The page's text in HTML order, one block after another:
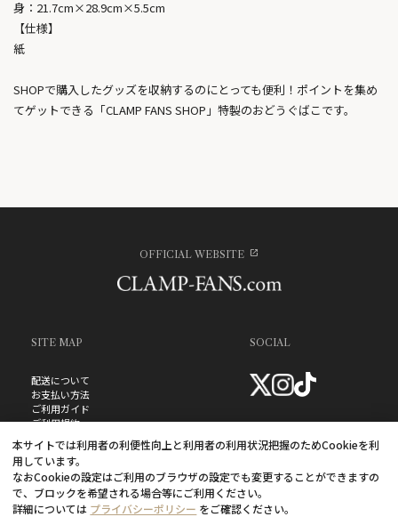
身：21.7cm×28.9cm×5.5cm
【仕様】
紙
SHOPで購入したグッズを収納するのにとっても便利！ポイントを集め
てゲットできる「CLAMP FANS SHOP」特製のおどうぐばこです。
OFFICIAL WEBSITE
SITE MAP
配送について
お支払い方法
ご利用ガイド
ご利用規約
プライバシーポリシー
よくあるご質問
特定商取引法に基づく表記
SOCIAL
本サイトでは利用者の利便性向上と利用者の利用状況把握のためCookieを利
用しています。
なおCookieの設定はご利用のブラウザの設定でも変更することができますの
で、ブロックを希望される場合等にご利用ください。
詳細については プライバシーポリシー をご確認ください。